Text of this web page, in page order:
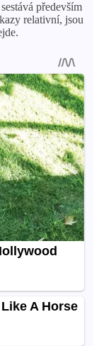
především
relativní, jsou